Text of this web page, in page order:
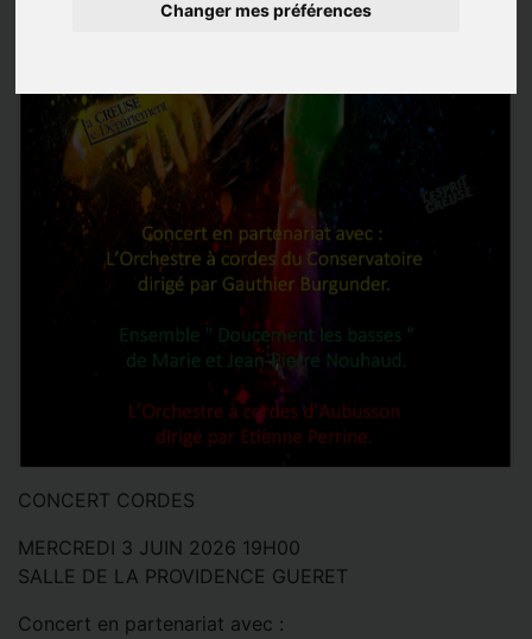
Changer mes préférences
CONCERT CORDES
MERCREDI 3 JUIN 2026 19H00
SALLE DE LA PROVIDENCE GUERET
Concert en partenariat avec :